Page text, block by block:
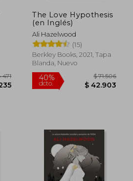
The Love Hypothesis
(en Inglés)
Ali Hazelwood
(15)
Berkley Books, 2021, Tapa
Blanda, Nuevo